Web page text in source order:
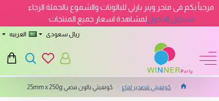
مرحباً بكم فى متجر وينر بارتي للبالونات والشموع بالجملة الرجاء
تسجيل الدخوللمشاهدة اسعار جميع المنتجات
ريال سعودى العربيه
كونفيتي قصدير لماع كونفيتي بالون فضي 25mm x 250g